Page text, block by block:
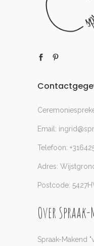
Email:
Telefoon:
Adres:
Postcode:
Over
Spraak-Makend